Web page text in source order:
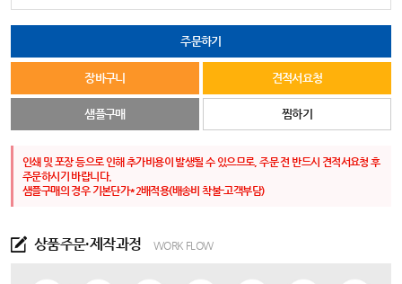
주문하기
장바구니 견적서요청
샘플구매 찜하기
인쇄 및 포장 등으로 인해 추가비용이 발생될 수 있으므로, 주문 전 반드시 견적서요청 후
주문하시기 바랍니다.
샘플구매의 경우 기본단가*2배적용(배송비 착불-고객부담)
상품주문·제작과정 WORK FLOW